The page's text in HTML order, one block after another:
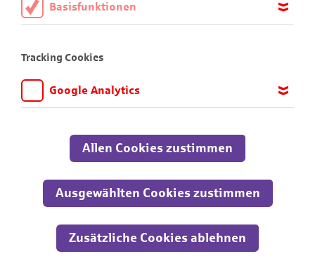
Willkommen im Puzzle-Paradies!
Hier findest du tolle Motive aus der KNAX-Welt in drei
Schwierigkeitsstufen. Viel Spaß dabei!
Basisfunktionen
aktiviert sein.
Tracking Cookies
Google Analytics
anpassen und verbessern können. Aus diesem Grund nutzen wir
Google Analytics. Dieses Werkzeug erfasst die Seitenaufrufe zu
Übertragung anonymisiert.
Allen Cookies zustimmen
Ausgewählten Cookies zustimmen
Zusätzliche Cookies ablehnen